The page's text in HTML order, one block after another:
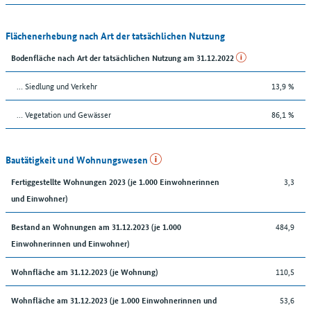
Flächenerhebung nach Art der tatsächlichen Nutzung
Bodenfläche nach Art der tatsächlichen Nutzung am 31.12.2022
… Siedlung und Verkehr 13,9 %
… Vegetation und Gewässer 86,1 %
Bautätigkeit und Wohnungswesen
Fertiggestellte Wohnungen 2023 (je 1.000 Einwohnerinnen
und Einwohner)
3,3
Bestand an Wohnungen am 31.12.2023 (je 1.000
Einwohnerinnen und Einwohner)
484,9
Wohnfläche am 31.12.2023 (je Wohnung) 110,5
Wohnfläche am 31.12.2023 (je 1.000 Einwohnerinnen und
53,6